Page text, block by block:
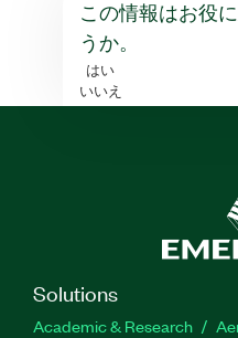
この情報はお役
うか。
はい
いいえ
Solutions
Academic & Research